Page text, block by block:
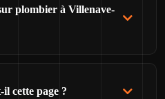
plombier à Villenave-
cette page ?